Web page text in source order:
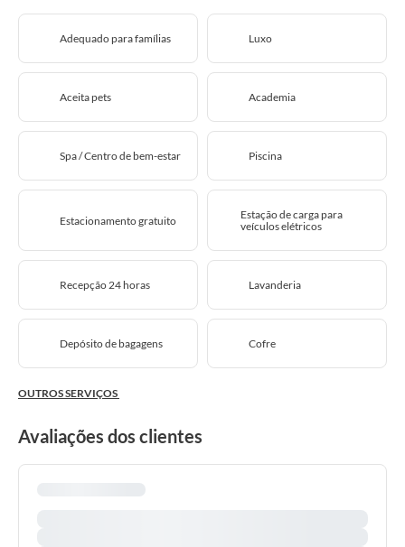
Adequado para famílias Luxo
Aceita pets Academia
Spa / Centro de bem-estar Piscina
Estacionamento gratuito
Estação de carga para
veículos elétricos
Recepção 24 horas Lavanderia
Depósito de bagagens Cofre
OUTROS SERVIÇOS
Avaliações dos clientes